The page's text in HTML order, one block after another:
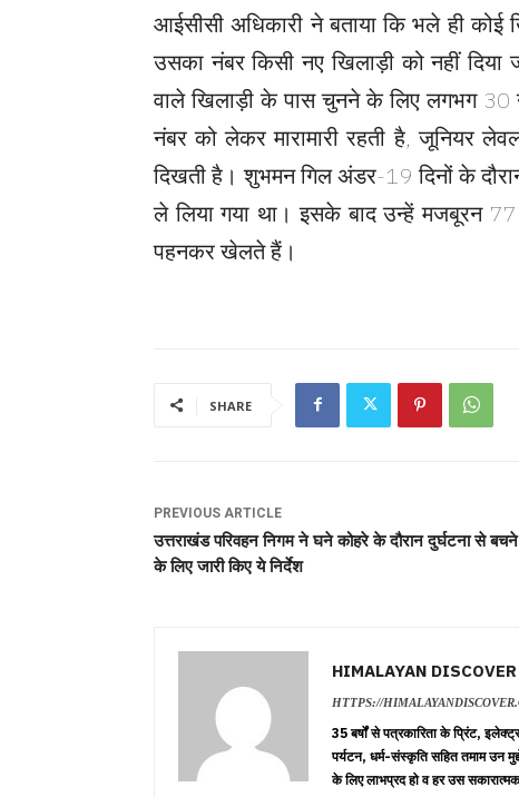
आईसीसी अधिकारी ने बताया कि भले ही
उसका नंबर किसी नए खिलाड़ी को नहीं
वाले खिलाड़ी के पास चुनने के लिए लगभग 30
नंबर को लेकर मारामारी रहती है, जूनियर
दिखती है। शुभमन गिल अंडर-19 दिनों के
ले लिया गया था। इसके बाद उन्हें मजबूरन 77
पहनकर खेलते हैं।
SHARE
PREVIOUS ARTICLE
उत्तराखंड परिवहन निगम ने घने कोहरे के दौरान दुर्घटना से बचने
के लिए जारी किए ये निर्देश
HIMALAYAN DISCOVER
HTTPS://
35 बर्षों से पत्रकारिता के प्रिंट,
पर्यटन, धर्म-संस्कृति सहित तमाम उन
के लिए लाभप्रद हो व हर उस